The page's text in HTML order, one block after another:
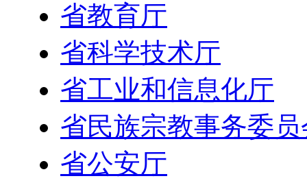
省教育厅
省科学技术厅
省工业和信息化厅
省民族宗教事务委员
省公安厅